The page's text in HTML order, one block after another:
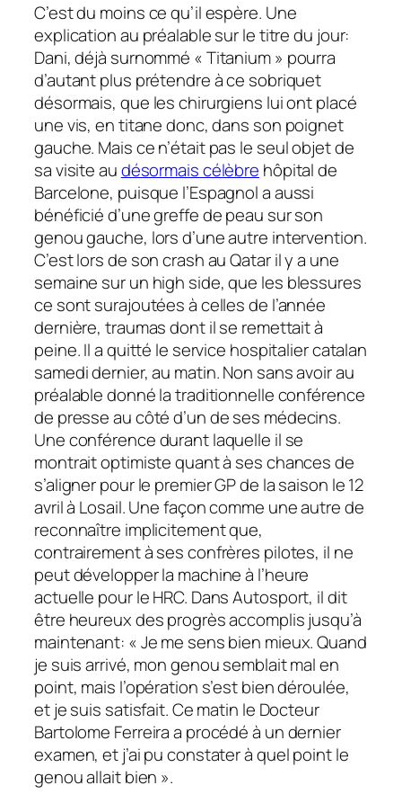
C’est du moins ce qu’il espère. Une
explication au préalable sur le titre du jour:
Dani, déjà surnommé « Titanium » pourra
d’autant plus prétendre à ce sobriquet
désormais, que les chirurgiens lui ont placé
une vis, en titane donc, dans son poignet
gauche. Mais ce n’était pas le seul objet de
sa visite audésormais célèbre hôpital de
Barcelone, puisque l’Espagnol a aussi
bénéficié d’une greffe de peau sur son
genou gauche, lors d’une autre intervention.
C’est lors de son crash au Qatar il y a une
semaine sur un high side, que les blessures
ce sont surajoutées à celles de l’année
dernière, traumas dont il se remettait à
peine. Il a quitté le service hospitalier catalan
samedi dernier, au matin. Non sans avoir au
préalable donné la traditionnelle conférence
de presse au côté d’un de ses médecins.
Une conférence durant laquelle il se
montrait optimiste quant à ses chances de
s’aligner pour le premier GP de la saison le 12
avril à Losail. Une façon comme une autre de
reconnaître implicitement que,
contrairement à ses confrères pilotes, il ne
peut développer la machine à l’heure
actuelle pour le HRC. Dans Autosport, il dit
être heureux des progrès accomplis jusqu’à
maintenant: « Je me sens bien mieux. Quand
je suis arrivé, mon genou semblait mal en
point, mais l’opération s’est bien déroulée,
et je suis satisfait. Ce matin le Docteur
Bartolome Ferreira a procédé à un dernier
examen, et j’ai pu constater à quel point le
genou allait bien ».